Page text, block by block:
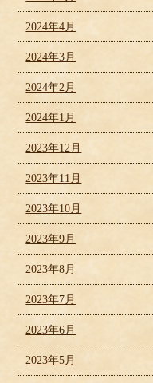
2024年4月
2024年3月
2024年2月
2024年1月
2023年12月
2023年11月
2023年10月
2023年9月
2023年8月
2023年7月
2023年6月
2023年5月